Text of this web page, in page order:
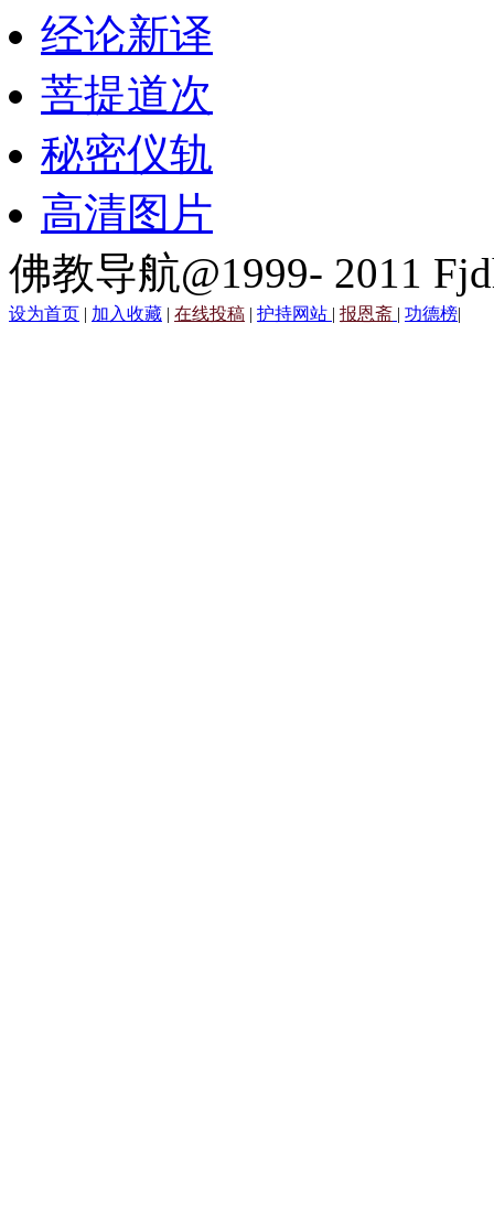
经论新译
菩提道次
秘密仪轨
高清图片
佛教导航@1999- 2011
设为首页 | 加入收藏 | 在线投稿 | 护持网站 | 报恩斋 | 功德榜|